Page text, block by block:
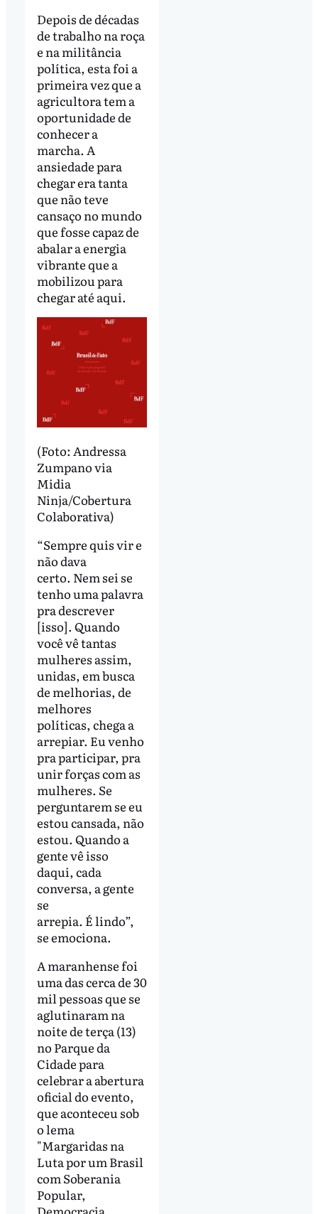
Depois de décadas
de trabalho na roça
e na militância
política, esta foi a
primeira vez que a
agricultora tem a
oportunidade de
conhecer a
marcha. A
ansiedade para
chegar era tanta
que não teve
cansaço no mundo
que fosse capaz de
abalar a energia
vibrante que a
mobilizou para
chegar até aqui.
(Foto: Andressa
Zumpano via
Midia
Ninja/Cobertura
Colaborativa)
“Sempre quis vir e
não dava
certo. Nem sei se
tenho uma palavra
pra descrever
[isso]. Quando
você vê tantas
mulheres assim,
unidas, em busca
de melhorias, de
melhores
políticas, chega a
arrepiar. Eu venho
pra participar, pra
unir forças com as
mulheres. Se
perguntarem se eu
estou cansada, não
estou. Quando a
gente vê isso
daqui, cada
conversa, a gente
se
arrepia. É lindo”,
se emociona.
A maranhense foi
uma das cerca de 30
mil pessoas que se
aglutinaram na
noite de terça (13)
no Parque da
Cidade para
celebrar a abertura
oficial do evento,
que aconteceu sob
o lema
"Margaridas na
Luta por um Brasil
com Soberania
Popular,